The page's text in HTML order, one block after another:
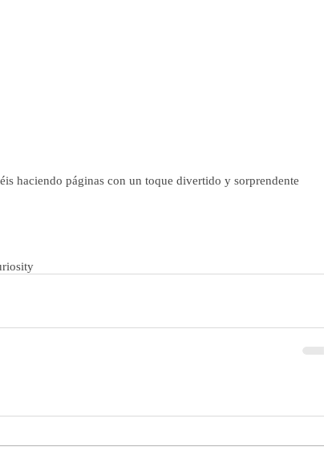
haciendo páginas con un toque divertido y sorprendente